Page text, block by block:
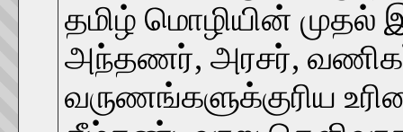
தமிழ் மொழியின்
அந்தணர், அரசர்,
வருணங்களுக்குரிய